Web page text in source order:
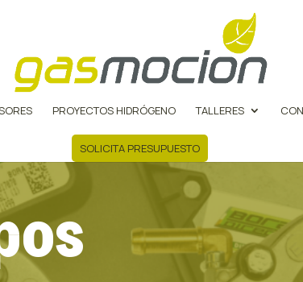
PROYECTOS HIDRÓGENO TALLERES
SOLICITA PRESUPUESTO